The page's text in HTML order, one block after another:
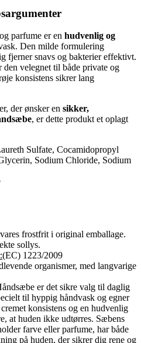
parfume er en hudvenlig og
Den milde formulering
fjerner snavs og bakterier effektivt.
velegnet til både private og
konsistens sikrer lang
der ønsker en sikker,
, er dette produkt et oplagt
Sulfate, Cocamidopropyl
Sodium Chloride, Sodium
frostfrit i original emballage.
sollys.
(EC) 1223/2009
organismer, med langvarige
er det sikre valg til daglig
til hyppig håndvask og egner
konsistens og en hudvenlig
at huden ikke udtørres. Sæbens
farve eller parfume, har både
på huden, der sikrer dig rene og